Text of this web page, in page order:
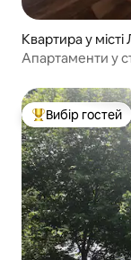
Квартира у місті
Апартаменти у
Топ вибір гостей
Вибір гостей